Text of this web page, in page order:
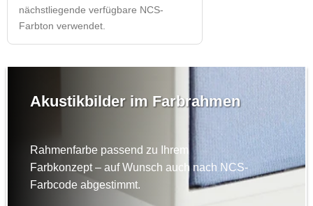
nächstliegende verfügbare NCS-
Farbton verwendet.
Akustikbilder im Farbrahmen
Rahmenfarbe passend zu Ihrem
Farbkonzept – auf Wunsch auch nach NCS-
Farbcode abgestimmt.